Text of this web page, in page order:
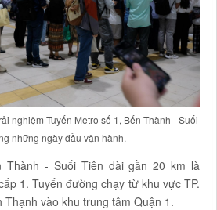
Tiên trong những ngày đầu vận hành‏.
1. Tuyến đường chạy từ khu vực TP.
vào khu trung tâm Quận 1.